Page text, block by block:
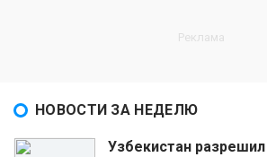
НОВОСТИ ЗА НЕДЕЛЮ
Узбекистан